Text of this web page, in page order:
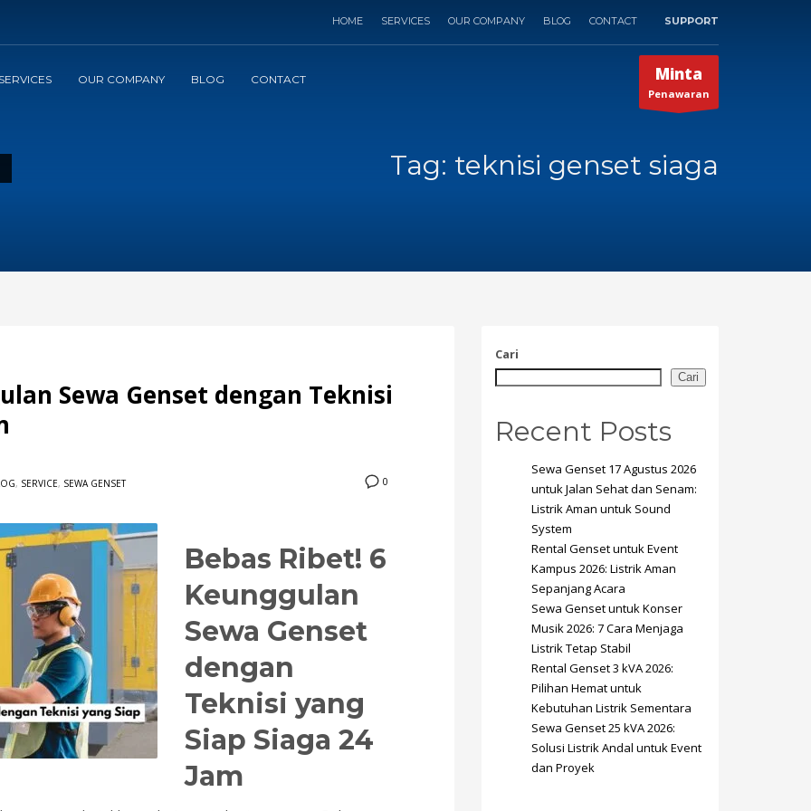
Review your order. 3
an email to support@website.com . Thank you!
SHOWROOM HOURS
Mon-Fri 9:00AM - 6:00AM
Sat - 9:00AM-5:00PM
Sundays by appointment only!
HOME SERVICES OUR COMPANY BLOG CONTACT SUPPORT
SERVICES OUR COMPANY BLOG CONTACT Minta
Penawaran
Tag: teknisi genset siaga
Sewa Genset dengan Teknisi
0
, SERVICE, SEWA GENSET
Bebas Ribet! 6
Keunggulan
Sewa Genset
dengan
Teknisi yang
Siap Siaga 24
Jam
Cari
Cari
Recent Posts
Sewa Genset 17 Agustus 2026
untuk Jalan Sehat dan Senam:
Listrik Aman untuk Sound
System
Rental Genset untuk Event
Kampus 2026: Listrik Aman
Sepanjang Acara
Sewa Genset untuk Konser
Musik 2026: 7 Cara Menjaga
Listrik Tetap Stabil
Rental Genset 3 kVA 2026:
Pilihan Hemat untuk
Kebutuhan Listrik Sementara
Sewa Genset 25 kVA 2026:
Solusi Listrik Andal untuk Event
dan Proyek